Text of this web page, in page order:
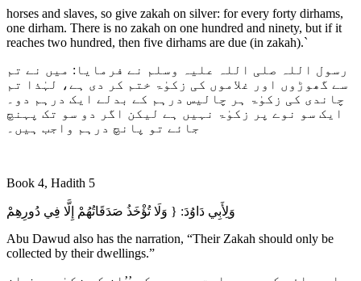
horses and slaves, so give zakah on silver: for every forty dirhams,
one dirham. There is no zakah on one hundred and ninety, but if it
reaches two hundred, then five dirhams are due (in zakah).`
رسول اللہ صلی اللہ علیہ وسلم نے فرمایا: میں نے تم
سے گھوڑوں اور غلاموں کی زکوٰۃ ختم کر دی ہے، لہٰذا تم
چاندی کی زکوٰۃ ہر چالیس درہم کے بدلے ایک درہم دو۔
ایک سو نوے پر زکوٰۃ نہیں ہے لیکن اگر دو سو تک پہنچ
جائے تو پانچ درہم واجب ہیں۔
Book 4, Hadith 5
وَلِأَبِي دَاوُدَ: { وَلَا تُؤْخَذُ صَدَقَاتُهُمْ إِلَّا فِي دُورِهِمْ
Abu Dawud also has the narration, “Their Zakah should only be
collected by their dwellings.”